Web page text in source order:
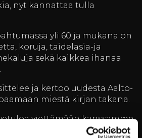
nyt kannattaa tulla
yli 60 ja mukana on
koruja, taidelasia-ja
sekä kaikkea ihanaa
ja kertoo uudesta Aalto-
miestä kirjan takana.
viettämään kanssamme